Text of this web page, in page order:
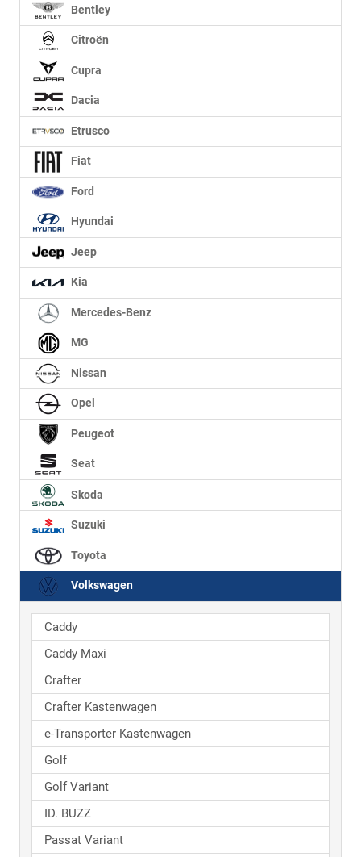
Bentley
Citroën
Cupra
Dacia
Etrusco
Fiat
Ford
Hyundai
Jeep
Kia
Mercedes-Benz
MG
Nissan
Opel
Peugeot
Seat
Skoda
Suzuki
Toyota
Volkswagen
Caddy
Caddy Maxi
Crafter
Crafter Kastenwagen
e-Transporter Kastenwagen
Golf
Golf Variant
ID. BUZZ
Passat Variant